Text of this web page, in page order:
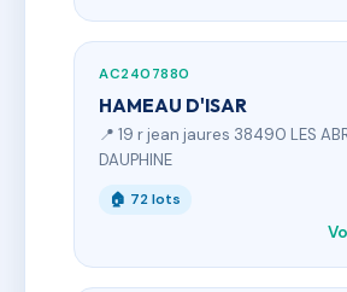
AC2407880
HAMEAU D'ISAR
📍 19 r jean jaures 38490 LES
DAUPHINE
🏠 72 lots